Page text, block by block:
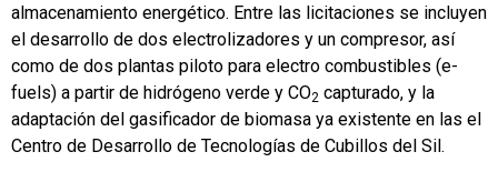
almacenamiento energético. Entre las licitaciones se incluyen
el desarrollo de dos electrolizadores y un compresor, así
como de dos plantas piloto para electro combustibles (e-
fuels) a partir de hidrógeno verde y CO2 capturado, y la
adaptación del gasificador de biomasa ya existente en las el
Centro de Desarrollo de Tecnologías de Cubillos del Sil.